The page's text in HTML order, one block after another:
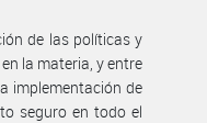
de las políticas y
la materia, y entre
implementación de
seguro en todo el